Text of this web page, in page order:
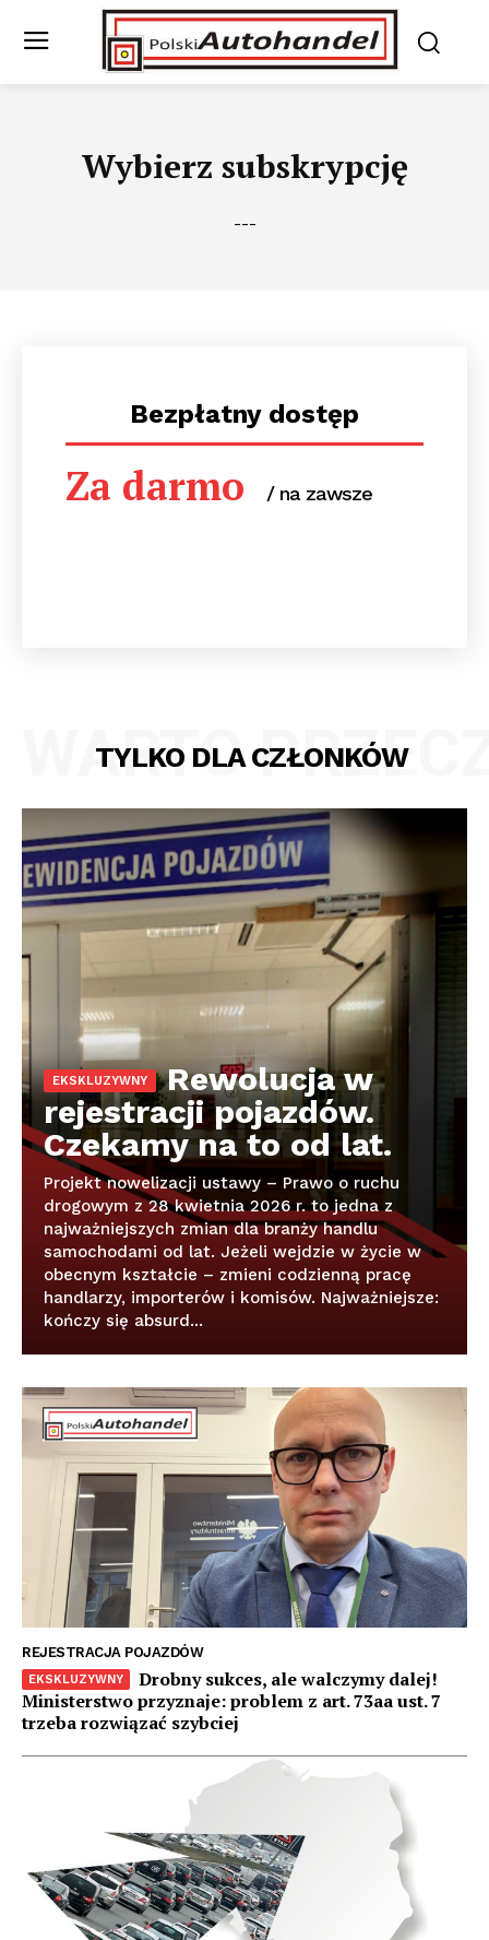
Wybierz subskrypcję
---
Bezpłatny dostęp
Za darmo / na zawsze
TYLKO DLA CZŁONKÓW
WARTO
Rewolucja w
rejestracji pojazdów.
Czekamy na to od lat.
Projekt nowelizacji ustawy – Prawo o ruchu
drogowym z 28 kwietnia 2026 r. to jedna z
najważniejszych zmian dla branży handlu
samochodami od lat. Jeżeli wejdzie w życie w
obecnym kształcie – zmieni codzienną pracę
handlarzy, importerów i komisów. Najważniejsze:
kończy się absurd...
REJESTRACJA POJAZDÓW
Drobny sukces, ale walczymy dalej!
Ministerstwo przyznaje: problem z art. 73aa ust. 7
trzeba rozwiązać szybciej